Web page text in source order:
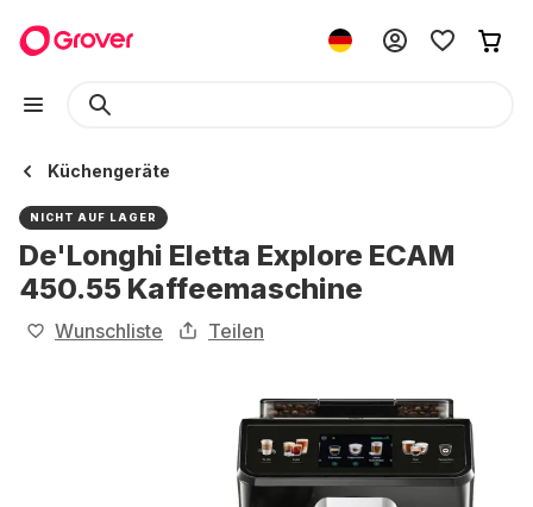
Küchengeräte
NICHT AUF LAGER
De'Longhi Eletta Explore ECAM
450.55 Kaffeemaschine
Wunschliste Teilen